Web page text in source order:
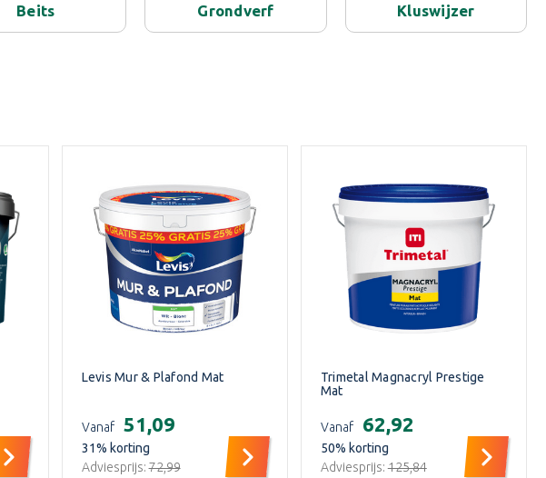
Beits Grondverf Kluswijzer
Levis Mur & Plafond Mat
Vanaf €51,09
31% korting
Adviesprijs:€72,99
Trimetal Magnacryl Prestige
Mat
Vanaf €62,92
50% korting
Adviesprijs:€125,84